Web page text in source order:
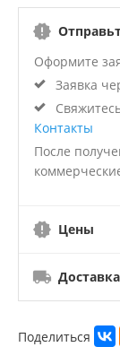
Оформите
Заявка
Контакты
После
Цены
Доставка
Поделиться